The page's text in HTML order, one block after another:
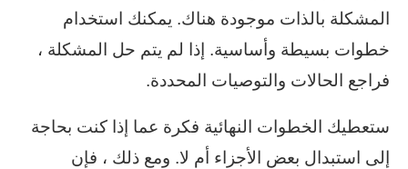
المشكلة بالذات موجودة هناك. يمكنك استخدام
خطوات بسيطة وأساسية. إذا لم يتم حل المشكلة ،
فراجع الحالات والتوصيات المحددة.
ستعطيك الخطوات النهائية فكرة عما إذا كنت بحاجة
إلى استبدال بعض الأجزاء أم لا. ومع ذلك ، فإن